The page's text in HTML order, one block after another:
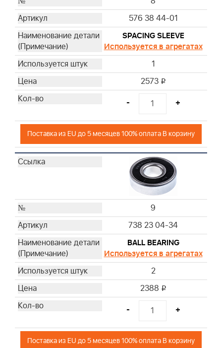
576 38 44-01
SPACING SLEEVE
Используется в агрегатах
1
2573 i
- +
Поставка из EU до 5 месяцев 100% оплата В корзину
9
738 23 04-34
BALL BEARING
Используется в агрегатах
2
2388 i
- +
Поставка из EU до 5 месяцев 100% оплата В корзину